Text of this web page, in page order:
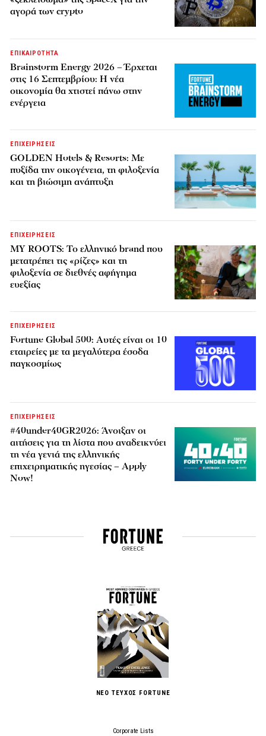
αγορά των crypto
ΕΠΙΚΑΙΡΟΤΗΤΑ
Brainstorm Energy 2026 – Έρχεται
στις 16 Σεπτεμβρίου: Η νέα
οικονομία θα χτιστεί πάνω στην
ενέργεια
ΕΠΙΧΕΙΡΗΣΕΙΣ
GOLDEN Hotels & Resorts: Με
πυξίδα την οικογένεια, τη φιλοξενία
και τη βιώσιμη ανάπτυξη
ΕΠΙΧΕΙΡΗΣΕΙΣ
MY ROOTS: Το ελληνικό brand που
μετατρέπει τις «ρίζες» και τη
φιλοξενία σε διεθνές αφήγημα
ευεξίας
ΕΠΙΧΕΙΡΗΣΕΙΣ
Fortune Global 500: Αυτές είναι οι 10
εταιρείες με τα μεγαλύτερα έσοδα
παγκοσμίως
ΕΠΙΧΕΙΡΗΣΕΙΣ
#40under40GR2026: Άνοιξαν οι
αιτήσεις για τη λίστα που αναδεικνύει
τη νέα γενιά της ελληνικής
επιχειρηματικής ηγεσίας – Apply
Now!
ΝΕΟ ΤΕΥΧΟΣ FORTUNE
Corporate Lists